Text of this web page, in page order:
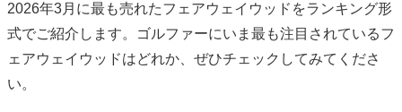
2026年3月に最も売れたフェアウェイウッドをランキング形
式でご紹介します。ゴルファーにいま最も注目されているフ
ェアウェイウッドはどれか、ぜひチェックしてみてくださ
い。